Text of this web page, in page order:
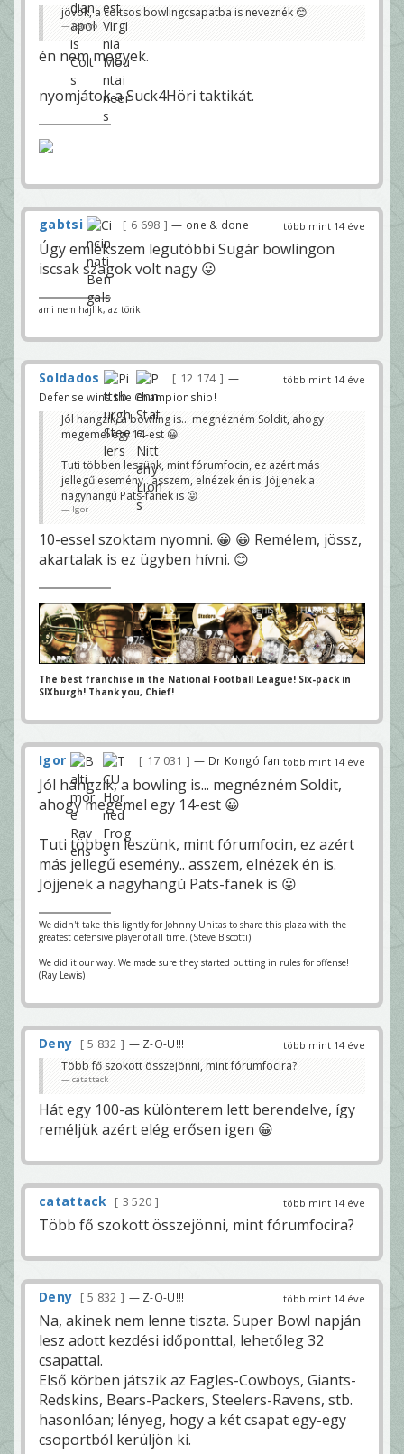
jövök, a coltsos bowlingcsapatba is neveznék 😊
JSanyo
én nem megyek.
nyomjátok a Suck4Höri taktikát.
több mint 14 éve
gabtsi 6 698 — one & done
Úgy emlékszem legutóbbi Sugár bowlingon
iscsak szagok volt nagy 😛
ami nem hajlik, az törik!
több mint 14 éve
Soldados 12 174
—
Defense wins the Championship!
Jól hangzik, a bowling is... megnézném Soldit, ahogy
megemel egy 14-est 😀
Tuti többen leszünk, mint fórumfocin, ez azért más
jellegű esemény.. asszem, elnézek én is. Jöjjenek a
nagyhangú Pats-fanek is 😛
Igor
10-essel szoktam nyomni. 😀 😀 Remélem, jössz,
akartalak is ez ügyben hívni. 😊
The best franchise in the National Football League! Six-pack in
SIXburgh! Thank you, Chief!
több mint 14 éve
Igor 17 031 — Dr Kongó fan
Jól hangzik, a bowling is... megnézném Soldit,
ahogy megemel egy 14-est 😀
Tuti többen leszünk, mint fórumfocin, ez azért
más jellegű esemény.. asszem, elnézek én is.
Jöjjenek a nagyhangú Pats-fanek is 😛
We didn't take this lightly for Johnny Unitas to share this plaza with the
greatest defensive player of all time. (Steve Biscotti)
We did it our way. We made sure they started putting in rules for offense!
(Ray Lewis)
több mint 14 éve
Deny 5 832 — Z-O-U!!!
Több fő szokott összejönni, mint fórumfocira?
catattack
Hát egy 100-as különterem lett berendelve, így
reméljük azért elég erősen igen 😀
több mint 14 éve
catattack 3 520
Több fő szokott összejönni, mint fórumfocira?
több mint 14 éve
Deny 5 832 — Z-O-U!!!
Na, akinek nem lenne tiszta. Super Bowl napján
lesz adott kezdési időponttal, lehetőleg 32
csapattal.
Első körben játszik az Eagles-Cowboys, Giants-
Redskins, Bears-Packers, Steelers-Ravens, stb.
hasonlóan; lényeg, hogy a két csapat egy-egy
csoportból kerüljön ki.